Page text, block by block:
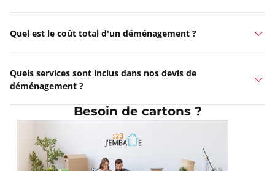
Quel est le coût total d'un déménagement ?
Quels services sont inclus dans nos devis de
déménagement ?
Besoin de cartons ?